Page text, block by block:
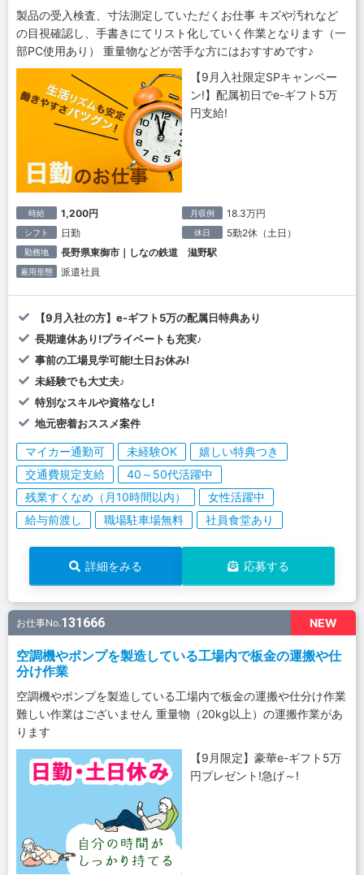
製品の受入検査、寸法測定していただくお仕事 キズや汚れなど
の目視確認し、手書きにてリスト化していく作業となります（一
部PC使用あり） 重量物などが苦手な方にはおすすめです♪
【9月入社限定SPキャンペー
ン!】配属初日でe-ギフト5万
円支給!
時給 1,200円 月収例 18.3万円
シフト 日勤 休日 5勤2休（土日）
勤務地 長野県東御市｜しなの鉄道 滋野駅
雇用形態 派遣社員
【9月入社の方】e-ギフト5万の配属日特典あり
長期連休あり!プライベートも充実♪
事前の工場見学可能!土日お休み!
未経験でも大丈夫♪
特別なスキルや資格なし!
地元密着おススメ案件
マイカー通勤可 未経験OK
嬉しい特典つき
交通費規定支給
40～50代活躍中
残業すくなめ（月10時間以内）
女性活躍中
給与前渡し
職場駐車場無料 社員食堂あり
詳細をみる 応募する
NEW
お仕事No.131666
空調機やポンプを製造している工場内で板金の運搬や仕
分け作業
空調機やポンプを製造している工場内で板金の運搬や仕分け作業
難しい作業はございません 重量物（20kg以上）の運搬作業があ
ります
【9月限定】豪華e-ギフト5万
円プレゼント!急げ～!